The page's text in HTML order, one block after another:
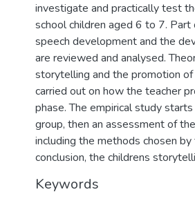
investigate and practically test
school children aged 6 to 7. Part
speech development and the
are reviewed and analysed.
storytelling and the promotion
carried out on how the teacher
phase. The empirical study
group, then an assessment of
including the methods chosen
conclusion, the childrens
Keywords